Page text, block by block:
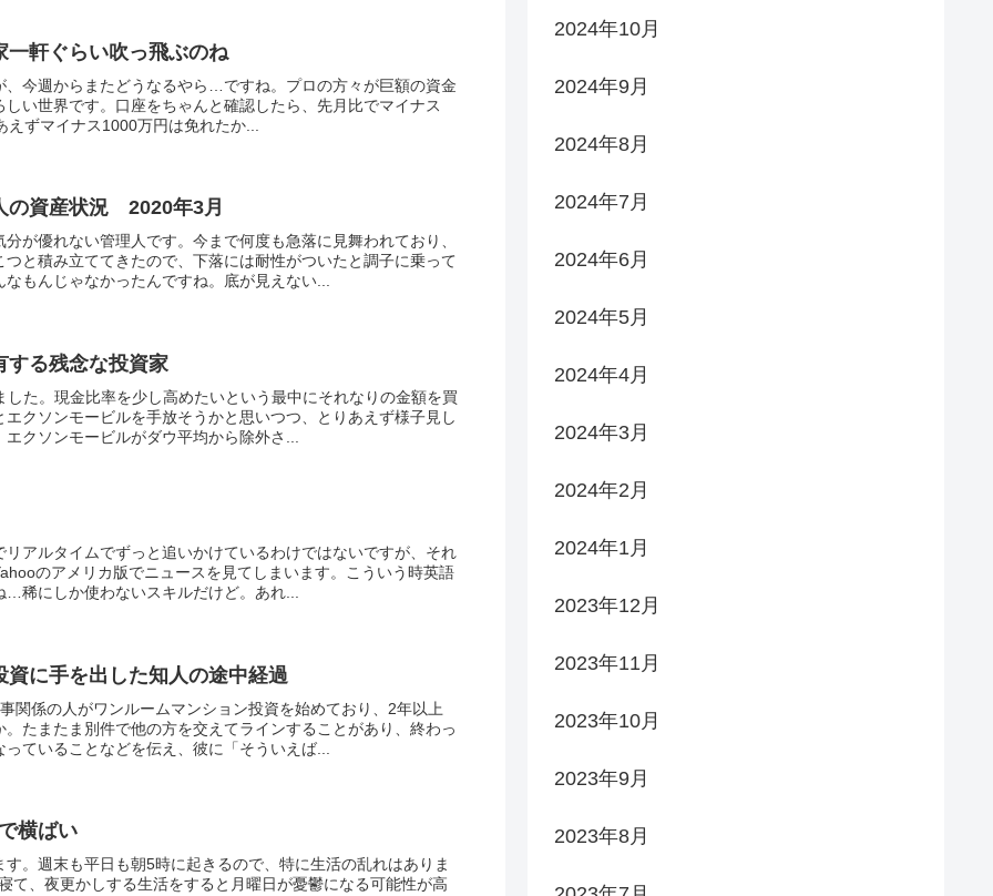
一軒ぐらい吹っ飛ぶのね
、今週からまたどうなるやら…ですね。プロの方々が巨額の資金
い世界です。口座をちゃんと確認したら、先月比でマイナス
ずマイナス1000万円は免れたか...
の資産状況 2020年3月
が優れない管理人です。今まで何度も急落に見舞われており、
と積み立ててきたので、下落には耐性がついたと調子に乗って
もんじゃなかったんですね。底が見えない...
する残念な投資家
た。現金比率を少し高めたいという最中にそれなりの金額を買
クソンモービルを手放そうかと思いつつ、とりあえず様子見し
クソンモービルがダウ平均から除外さ...
アルタイムでずっと追いかけているわけではないですが、それ
のアメリカ版でニュースを見てしまいます。こういう時英語
…稀にしか使わないスキルだけど。あれ...
資に手を出した知人の途中経過
関係の人がワンルームマンション投資を始めており、2年以上
たまたま別件で他の方を交えてラインすることがあり、終わっ
ていることなどを伝え、彼に「そういえば...
横ばい
。週末も平日も朝5時に起きるので、特に生活の乱れはありま
て、夜更かしする生活をすると月曜日が憂鬱になる可能性が高
2024年10月
2024年9月
2024年8月
2024年7月
2024年6月
2024年5月
2024年4月
2024年3月
2024年2月
2024年1月
2023年12月
2023年11月
2023年10月
2023年9月
2023年8月